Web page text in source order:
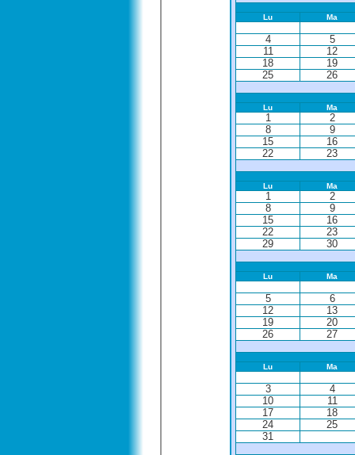
Lu Ma
4
5
11
12
18
19
25
26
Lu Ma
1
2
8
9
15
16
22
23
Lu Ma
1
2
8
9
15
16
22
23
29
30
Lu Ma
5
6
12
13
19
20
26
27
Lu Ma
3
4
10
11
17
18
24
25
31